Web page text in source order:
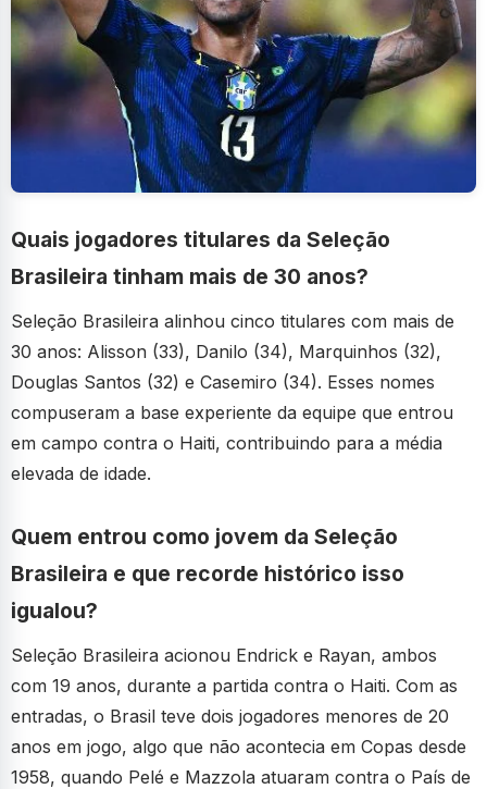
Quais jogadores titulares da Seleção
Brasileira tinham mais de 30 anos?
Seleção Brasileira alinhou cinco titulares com mais de
30 anos: Alisson (33), Danilo (34), Marquinhos (32),
Douglas Santos (32) e Casemiro (34). Esses nomes
compuseram a base experiente da equipe que entrou
em campo contra o Haiti, contribuindo para a média
elevada de idade.
Quem entrou como jovem da Seleção
Brasileira e que recorde histórico isso
igualou?
Seleção Brasileira acionou Endrick e Rayan, ambos
com 19 anos, durante a partida contra o Haiti. Com as
entradas, o Brasil teve dois jogadores menores de 20
anos em jogo, algo que não acontecia em Copas desde
1958, quando Pelé e Mazzola atuaram contra o País de